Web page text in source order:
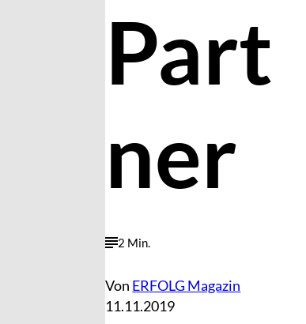
Part
ner
2 Min.
Von ERFOLG Magazin
11.11.2019